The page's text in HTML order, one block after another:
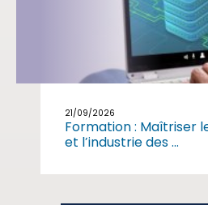
21/09/2026
Formation : Maîtriser
et l’industrie des ...